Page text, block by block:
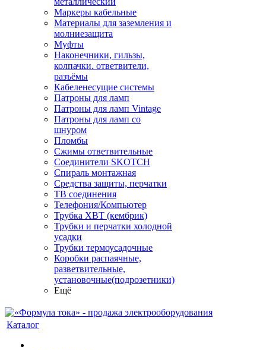
Маркеры кабельные
Материалы для заземления и
молниезащита
Муфты
Наконечники, гильзы,
колпачки. ответвители,
разъёмы
Кабеленесущие системы
Патроны для ламп
Патроны для ламп Vintage
Патроны для ламп со
шнуром
Пломбы
Сжимы ответвительные
Соединители SKOTCH
Спираль монтажная
Средства защиты, перчатки
ТВ соединения
Телефония/Компьютер
Трубка ХВТ (кембрик)
Трубки и перчатки холодной
усадки
Трубки термоусадочные
Коробки распаячные,
разветвительные,
установочные(подрозетники)
Ещё
Каталог